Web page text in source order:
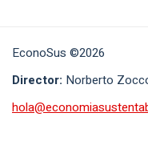
EconoSus ©2026
Director: Norberto